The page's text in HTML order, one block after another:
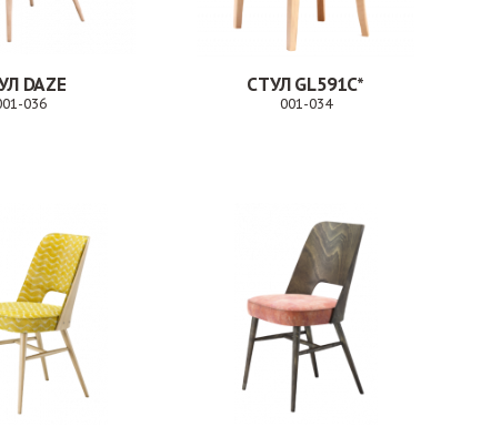
DAZE
036
СТУЛ GL591C*
001-034